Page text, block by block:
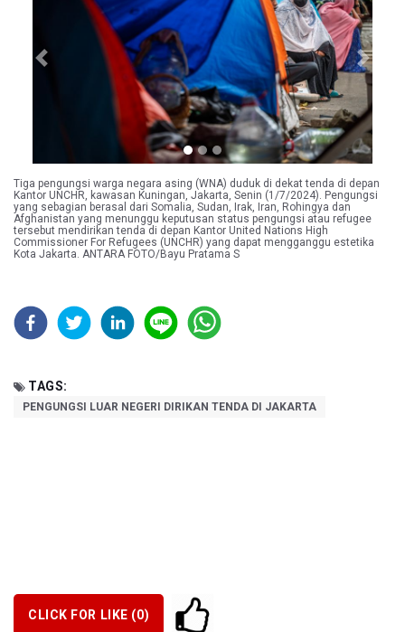
Previous Next
Tiga pengungsi warga negara asing (WNA) duduk di dekat tenda di depan
Kantor UNCHR, kawasan Kuningan, Jakarta, Senin (1/7/2024). Pengungsi
yang sebagian berasal dari Somalia, Sudan, Irak, Iran, Rohingya dan
Afghanistan yang menunggu keputusan status pengungsi atau refugee
tersebut mendirikan tenda di depan Kantor United Nations High
Commissioner For Refugees (UNCHR) yang dapat mengganggu estetika
Kota Jakarta. ANTARA FOTO/Bayu Pratama S
TAGS:
PENGUNGSI LUAR NEGERI DIRIKAN TENDA DI JAKARTA
CLICK FOR LIKE (0)